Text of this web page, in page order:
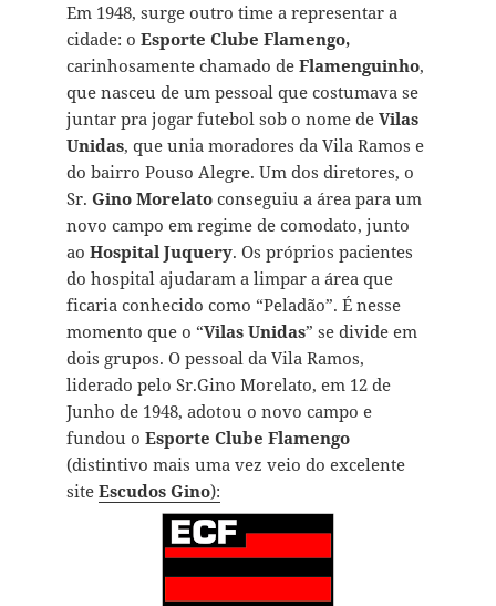
Em 1948, surge outro time a representar a
cidade: o Esporte Clube Flamengo,
carinhosamente chamado de Flamenguinho,
que nasceu de um pessoal que costumava se
juntar pra jogar futebol sob o nome de Vilas
Unidas, que unia moradores da Vila Ramos e
do bairro Pouso Alegre. Um dos diretores, o
Sr. Gino Morelatoconseguiu a área para um
novo campo em regime de comodato, junto
ao Hospital Juquery. Os próprios pacientes
do hospital ajudaram a limpar a área que
ficaria conhecido como “Peladão”. É nesse
momento que o “Vilas Unidas” se divide em
dois grupos. O pessoal da Vila Ramos,
liderado pelo Sr.Gino Morelato, em 12 de
Junho de 1948, adotou o novo campo e
fundou o Esporte Clube Flamengo
(distintivo mais uma vez veio do excelente
site Escudos Gino):